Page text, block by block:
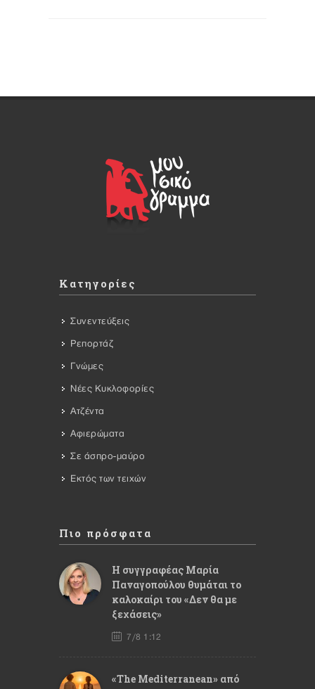
Κατηγορίες
Συνεντεύξεις
Ρεπορτάζ
Γνώμες
Νέες Κυκλοφορίες
Ατζέντα
Αφιερώματα
Σε άσπρο-μαύρο
Εκτός των τειχών
Πιο πρόσφατα
Η συγγραφέας Μαρία
Παναγοπούλου θυμάται το
καλοκαίρι του «Δεν θα με
ξεχάσεις»
7/8 1:12
«The Mediterranean» από